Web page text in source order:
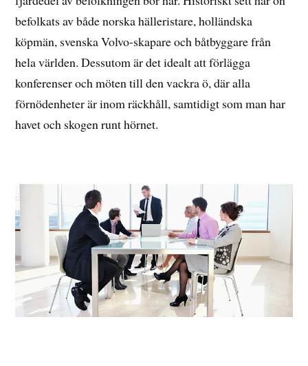
befolkats av både norska hälleristare, holländska
köpmän, svenska Volvo-skapare och båtbyggare från
hela världen. Dessutom är det idealt att förlägga
konferenser och möten till den vackra ö, där alla
förnödenheter är inom räckhåll, samtidigt som man har
havet och skogen runt hörnet.